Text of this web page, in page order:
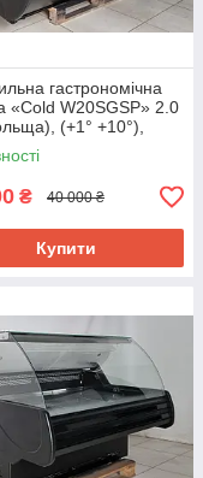
гастрономічна
«Cold W20SGSP» 2.0
(+1° +10°),
75 см., Б/у
₴ 40 000 ₴
Купити